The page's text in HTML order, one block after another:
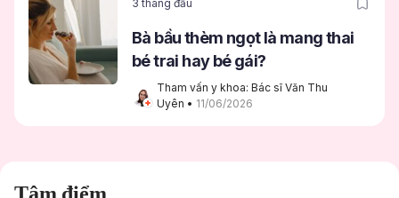
3 tháng đầu
Bà bầu thèm ngọt là mang thai
bé trai hay bé gái?
Tham vấn y khoa: Bác sĩ Văn Thu
Uyên • 11/06/2026